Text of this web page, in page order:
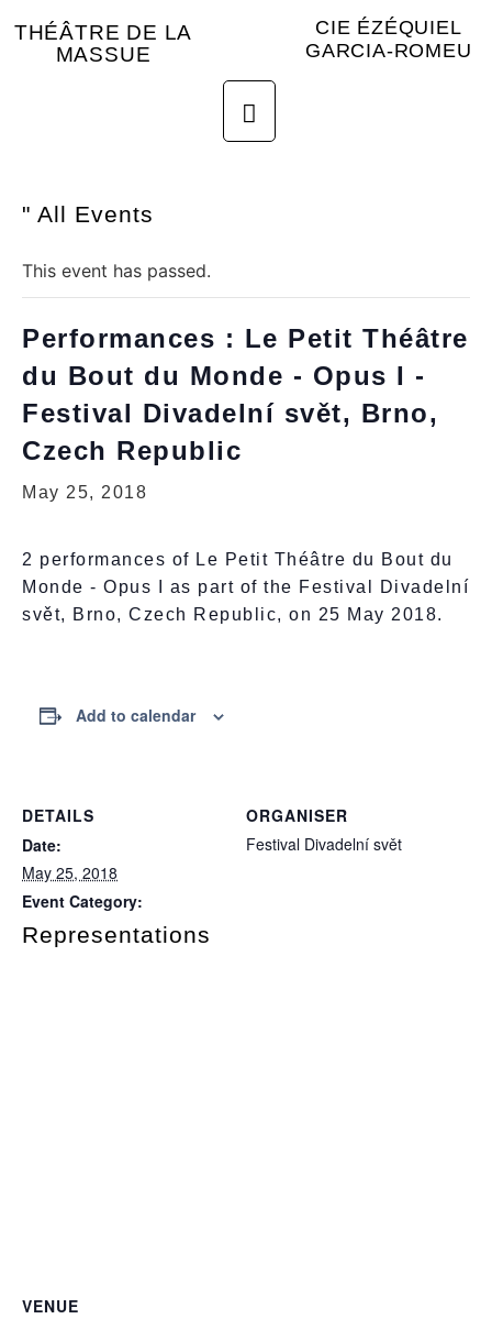
THÉÂTRE DE LA
MASSUE
CIE ÉZÉQUIEL
GARCIA-ROMEU
" All Events
This event has passed.
Performances : Le Petit Théâtre
du Bout du Monde - Opus I -
Festival Divadelní svět, Brno,
Czech Republic
May 25, 2018
2 performances of Le Petit Théâtre du Bout du
Monde - Opus I as part of the Festival Divadelní
svět, Brno, Czech Republic, on 25 May 2018.
Add to calendar
DETAILS
Date:
May 25, 2018
Event Category:
Representations
ORGANISER
Festival Divadelní svět
VENUE